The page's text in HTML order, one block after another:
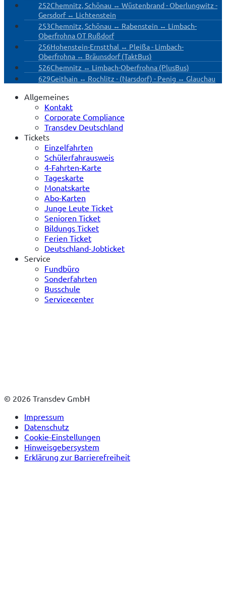
252Chemnitz, Schönau ↔ Wüstenbrand - Oberlungwitz -
Gersdorf ↔ Lichtenstein
253Chemnitz, Schönau ↔ Rabenstein ↔ Limbach-
Oberfrohna OT Rußdorf
256Hohenstein-Ernstthal ↔ Pleißa - Limbach-
Oberfrohna ↔ Bräunsdorf (TaktBus)
526Chemnitz ↔ Limbach-Oberfrohna (PlusBus)
629Geithain ↔ Rochlitz - (Narsdorf) - Penig ↔ Glauchau
Allgemeines
Kontakt
Corporate Compliance
Transdev Deutschland
Tickets
Einzelfahrten
Schülerfahrausweis
4-Fahrten-Karte
Tageskarte
Monatskarte
Abo-Karten
Junge Leute Ticket
Senioren Ticket
Bildungs Ticket
Ferien Ticket
Deutschland-Jobticket
Service
Fundbüro
Sonderfahrten
Busschule
Servicecenter
© 2026 Transdev GmbH
Impressum
Datenschutz
Cookie-Einstellungen
Hinweisgebersystem
Erklärung zur Barrierefreiheit